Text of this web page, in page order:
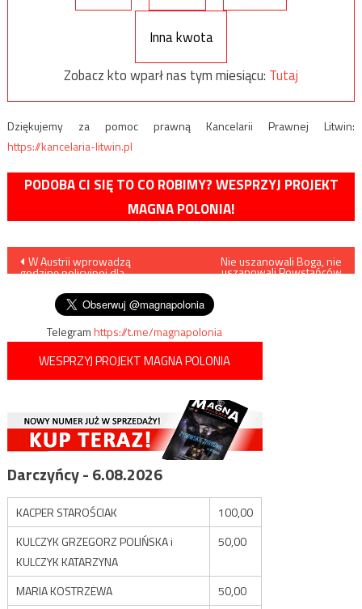
Inna kwota
Zobacz kto wparł nas tym miesiącu: Tutaj
Dziękujemy za pomoc prawną Kancelarii Prawnej Litwin:
https://kancelaria-litwin.pl
PODOBA CI SIĘ TO CO ROBIMY? WESPRZYJ PROJEKT
MAGNA POLONIA!
Nawigacja
wpisu
W Austrii wprowadzą
godzinę policyjnej dla
Nie uszanowali Boga, nie
uszanowali Powstańców
Telegramhttps://t.me/magnapolonia
WESPRZYJ PROJEKT MAGNA POLONIA
Darczyńcy - 6.08.2026
KACPER STAROŚCIAK
100,00
KULCZYK GRZEGORZ POLIŃSKA i
KULCZYK KATARZYNA
50,00
MARIA KOSTRZEWA 50,00